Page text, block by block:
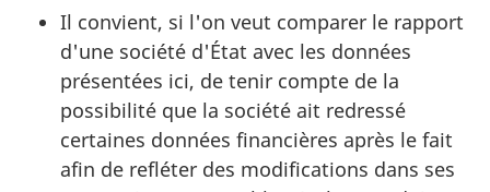
Il convient, si l'on veut comparer le rapport
d'une société d'État avec les données
présentées ici, de tenir compte de la
possibilité que la société ait redressé
certaines données financières après le fait
afin de refléter des modifications dans ses